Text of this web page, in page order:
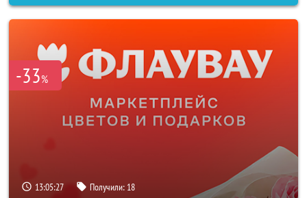
-33%
13:05:25 Получили: 18